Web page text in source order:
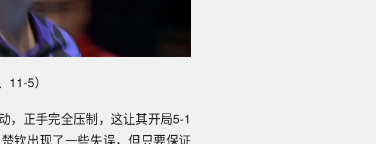
5）
，正手完全压制，这让其开局5-1
钦出现了一些失误，但只要保证